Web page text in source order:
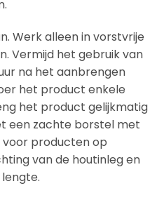
Werk alleen in vorstvrije
Vermijd het gebruik van
na het aanbrengen
het product enkele
het product gelijkmatig
een zachte borstel met
producten op
van de houtinleg en